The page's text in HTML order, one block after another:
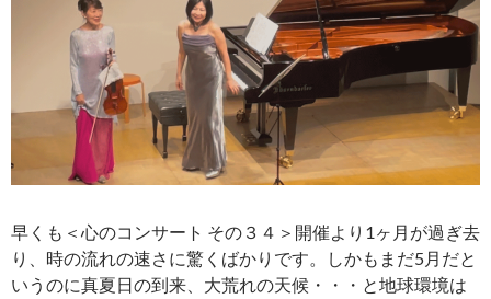
早くも＜心のコンサート その３４＞開催より1ヶ月が過ぎ去
り、時の流れの速さに驚くばかりです。しかもまだ5月だと
いうのに真夏日の到来、大荒れの天候・・・と地球環境は